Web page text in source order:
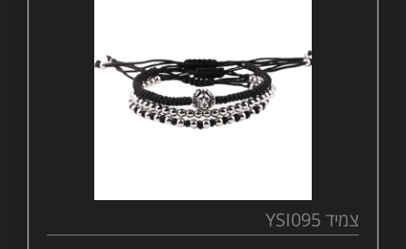
צמיד YSI095